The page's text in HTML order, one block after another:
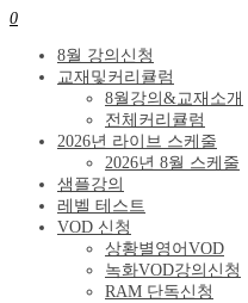
0
8월 강의신청
교재및커리큘럼
8월강의&교재소개
전체커리큘럼
2026년 라이브 스케줄
2026년 8월 스케줄
샘플강의
레벨 테스트
VOD 신청
상황별영어VOD
녹화VOD강의신청
RAM 단독신청